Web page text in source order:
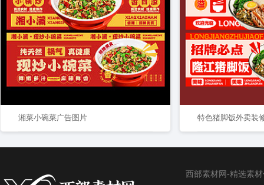
湘菜小碗菜广告图片 特色猪脚饭外卖装
西部素材网-精选素